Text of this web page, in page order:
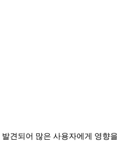
견되어 많은 사용자에게 영향